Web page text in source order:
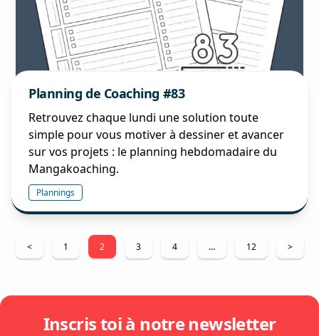
Planning de Coaching #83
Retrouvez chaque lundi une solution toute
simple pour vous motiver à dessiner et avancer
sur vos projets : le planning hebdomadaire du
Mangakoaching.
Plannings
Pagination
des
< 1 2 3 4 … 12 >
Inscris toi à notre newsletter